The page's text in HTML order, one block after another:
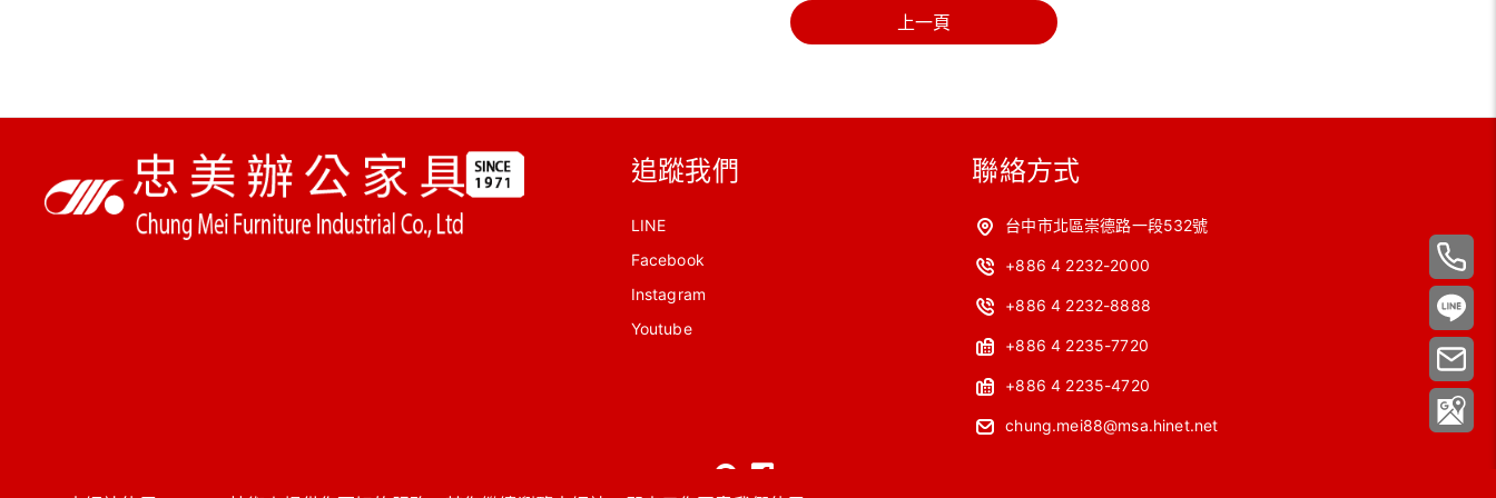
上一頁
追蹤我們
LINE
Facebook
Instagram
Youtube
聯絡方式
台中市北區崇德路一段532號
+886 4 2232-2000
+886 4 2232-8888
+886 4 2235-7720
+886 4 2235-4720
chung.mei88@msa.hinet.net